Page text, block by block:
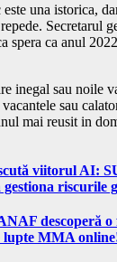
una istorica,
Secretarul
spera ca anul
inegal sau noile
sau
mai reusit in
viitorul AI:
riscurile
descoperă
lupte MMA